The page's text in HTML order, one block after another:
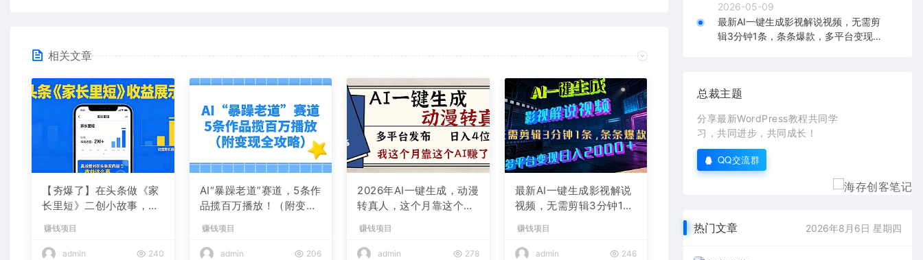
相关文章
【夯爆了】在头条做《家
长里短》二创小故事，这
赚钱项目
admin 240
AI“暴躁老道”赛道，5条作
品揽百万播放！（附变现
赚钱项目
admin 206
2026年AI一键生成，动漫
转真人，这个月靠这个AI
赚钱项目
admin 278
最新AI一键生成影视解说
视频，无需剪辑3分钟1
现日入2000+
赚钱项目
admin 246
2026-05-09
最新AI一键生成影视解说视频，无需剪
辑3分钟1条，条条爆款，多平台变现日
总裁主题
分享最新WordPress教程共同学
习，共同进步，共同成长！
QQ交流群
热门文章 2026年8月6日 星期四